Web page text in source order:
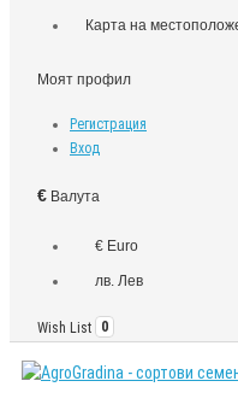
Карта на
Моят профил
Регистрация
Вход
€ Валута
€ Euro
лв. Лев
Wish List 0